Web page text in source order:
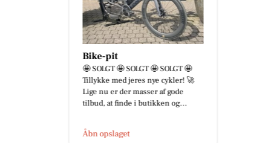
Bike-pit
🤩 SOLGT 🤩 SOLGT 🤩 SOLGT 🤩
Tillykke med jeres nye cykler! 🚀
Lige nu er der masser af gode
tilbud, at finde i butikken og...
Åbn opslaget